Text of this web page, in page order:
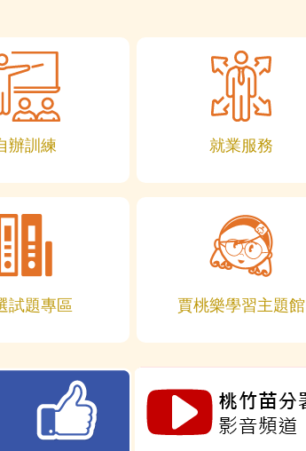
辦訓練 就業服務
試題專區 賈桃樂學習主題館